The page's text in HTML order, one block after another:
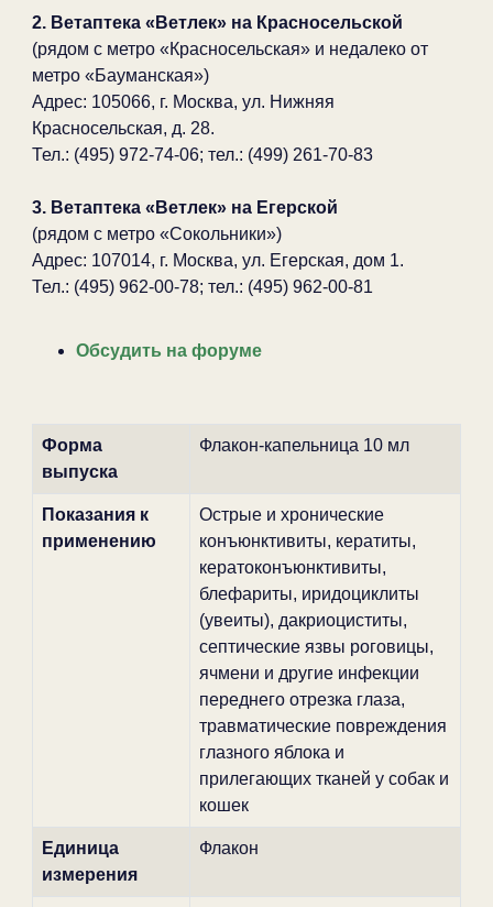
2. Ветаптека «Ветлек» на Красносельской
(рядом с метро «Красносельская» и недалеко от
метро «Бауманская»)
Адрес: 105066, г. Москва, ул. Нижняя
Красносельская, д. 28.
Тел.: (495) 972-74-06; тел.: (499) 261-70-83
3. Ветаптека «Ветлек» на Егерской
(рядом с метро «Сокольники»)
Адрес: 107014, г. Москва, ул. Егерская, дом 1.
Тел.: (495) 962-00-78; тел.: (495) 962-00-81
Обсудить на форуме
Форма
выпуска
Флакон-капельница 10 мл
Показания к
применению
Острые и хронические
конъюнктивиты, кератиты,
кератоконъюнктивиты,
блефариты, иридоциклиты
(увеиты), дакриоциститы,
септические язвы роговицы,
ячмени и другие инфекции
переднего отрезка глаза,
травматические повреждения
глазного яблока и
прилегающих тканей у собак и
кошек
Единица
измерения
Флакон